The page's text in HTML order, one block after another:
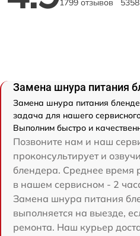
1799 отзывов
Замена шнура питания
Замена шнура питания
задача для нашего
Выполним быстро и
Позвоните нам и наш
проконсультирует и
блендера. Среднее время
в нашем сервисном - 2
Замена шнура питания
выполняется на выезде,
ремонта. Наш курьер